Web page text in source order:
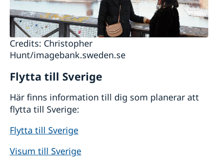
Credits: Christopher
Hunt/imagebank.sweden.se
Flytta till Sverige
Här finns information till dig som planerar att
flytta till Sverige:
Flytta till Sverige
Visum till Sverige